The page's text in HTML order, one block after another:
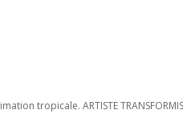
tropicale. ARTISTE